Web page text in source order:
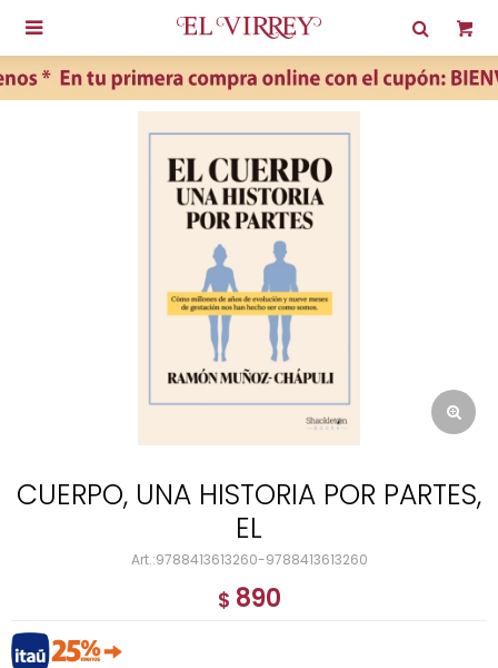

CUERPO, UNA HISTORIA POR PARTES,
EL
9788413613260-9788413613260
$ 890